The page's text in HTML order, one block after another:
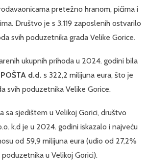
pretežno hranom, pićima i
Društvo je s 3.119 zaposlenih ostvarilo
svih poduzetnika grada Velike Gorice.
ukupnih prihoda u 2024. godini bila
d.d. s 322,2 milijuna eura, što je
svih poduzetnika Velike Gorice.
sa sjedištem u Velikoj Gorici, društvo
k.d je u 2024. godini iskazalo i najveću
od 59,9 milijuna eura (udio od 27,2%
u Velikoj Gorici).